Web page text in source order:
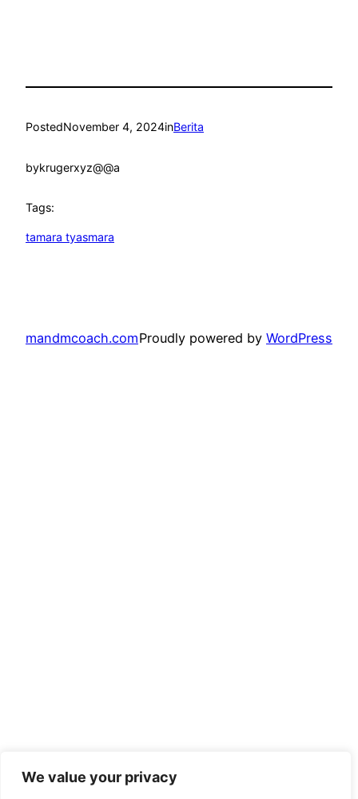
We value your privacy
PostedNovember 4, 2024inBerita
bykrugerxyz@@a
Tags:
tamara tyasmara
mandmcoach.comProudly powered by WordPress